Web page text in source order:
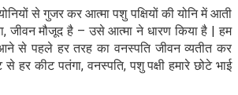
से गुजर कर आत्मा पशु पक्षियों की योनि में आती
जीवन मौजूद है – उसे आत्मा ने धारण किया है | हम
से पहले हर तरह का वनस्पति जीवन व्यतीत कर
हर कीट पतंगा, वनस्पति, पशु पक्षी हमारे छोटे भाई